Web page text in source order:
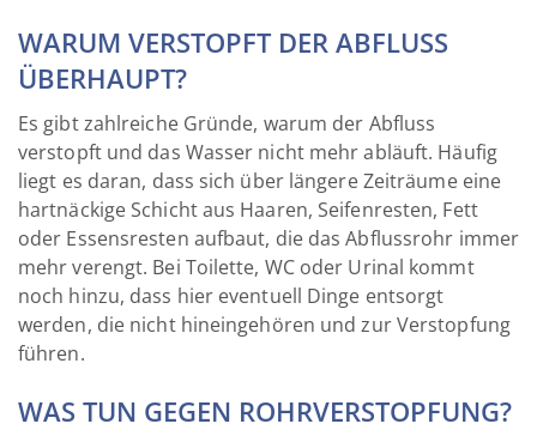
WARUM VERSTOPFT DER ABFLUSS
ÜBERHAUPT?
Es gibt zahlreiche Gründe, warum der Abfluss
verstopft und das Wasser nicht mehr abläuft. Häufig
liegt es daran, dass sich über längere Zeiträume eine
hartnäckige Schicht aus Haaren, Seifenresten, Fett
oder Essensresten aufbaut, die das Abflussrohr immer
mehr verengt. Bei Toilette, WC oder Urinal kommt
noch hinzu, dass hier eventuell Dinge entsorgt
werden, die nicht hineingehören und zur Verstopfung
führen.
WAS TUN GEGEN ROHRVERSTOPFUNG?